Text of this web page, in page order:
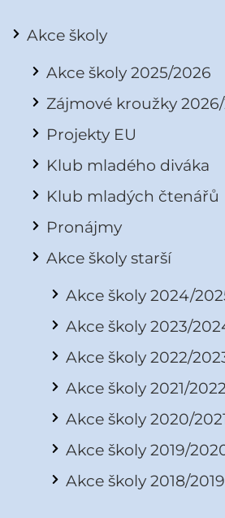
Akce školy
Akce školy 2025/2026
Zájmové kroužky
Projekty EU
Klub mladého diváka
Klub mladých čtenářů
Pronájmy
Akce školy starší
Akce školy 2024/
Akce školy 2023/
Akce školy 2022/
Akce školy 2021/2022
Akce školy 2020/
Akce školy 2019/
Akce školy 2018/2019